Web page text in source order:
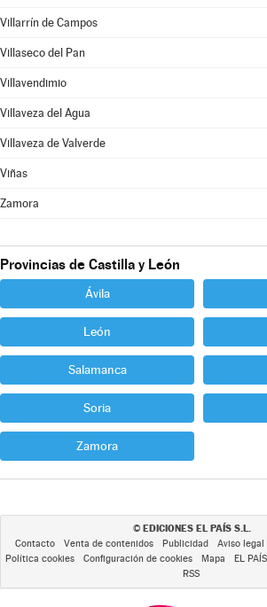
Villarrín de Campos
Villaseco del Pan
Villavendimio
Villaveza del Agua
Villaveza de Valverde
Viñas
Zamora
Provincias de Castilla y León
Ávila
León
Salamanca
Soria
Zamora
© EDICIONES EL PAÍS S.L.
Contacto Venta de contenidos Publicidad Aviso legal
Política cookies
Configuración de cookies Mapa EL
RSS